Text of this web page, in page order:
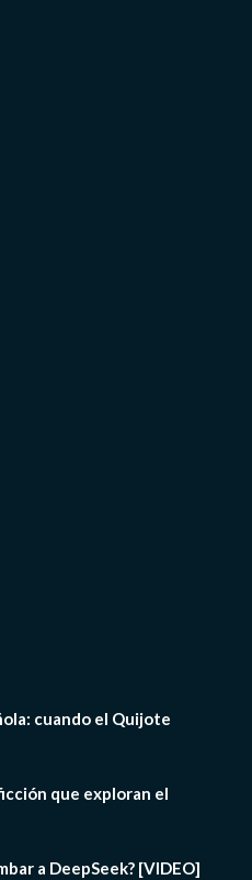
cuando el Quijote
que exploran el
a DeepSeek? [VIDEO]